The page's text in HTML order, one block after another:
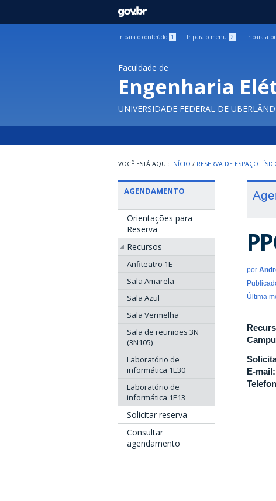
GOVBR
Ir para o conteúdo 1 Ir para o menu 2 Ir para a
Faculdade de
Engenharia
UNIVERSIDADE FEDERAL DE
INÍCIO / RESERVA DE ESPAÇO
AGENDAMENTO
Orientações para
Reserva
Recursos
Anfiteatro 1E
Sala Amarela
Sala Azul
Sala Vermelha
Sala de reuniões 3N
(3N105)
Laboratório de
informática 1E30
Laboratório de
informática 1E13
Solicitar reserva
Consultar
agendamento
por
Última
E-mail: